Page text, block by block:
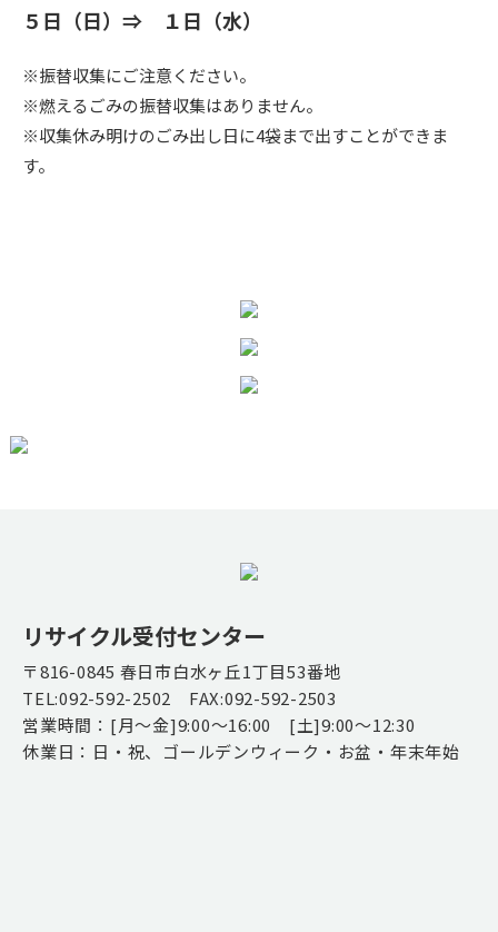
５日（日）⇒ １日（水）
※振替収集にご注意ください。
※燃えるごみの振替収集はありません。
※収集休み明けのごみ出し日に4袋まで出すことができま
す。
リサイクル受付センター
〒816-0845 春日市白水ヶ丘1丁目53番地
TEL:092-592-2502 FAX:092-592-2503
営業時間：[月～金]9:00～16:00 [土]9:00～12:30
休業日：日・祝、ゴールデンウィーク・お盆・年末年始